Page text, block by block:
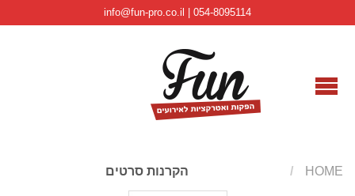
info@fun-pro.co.il | 054-8095114
HOME
/ הקרנות סרטים